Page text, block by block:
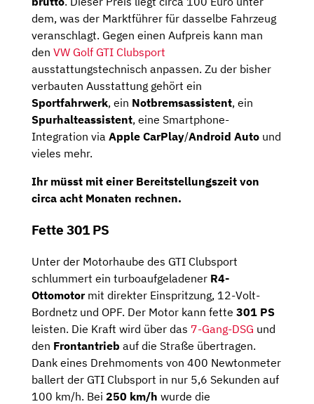
dem, was der Marktführer für dasselbe Fahrzeug
veranschlagt. Gegen einen Aufpreis kann man
den VW Golf GTI Clubsport
ausstattungstechnisch anpassen. Zu der bisher
verbauten Ausstattung gehört ein
Sportfahrwerk, ein Notbremsassistent, ein
Spurhalteassistent, eine Smartphone-
Integration via Apple CarPlay/Android Auto und
vieles mehr.
Ihr müsst mit einer Bereitstellungszeit von
circa acht Monaten rechnen.
Fette 301 PS
Unter der Motorhaube des GTI Clubsport
schlummert ein turboaufgeladener R4-
Ottomotor mit direkter Einspritzung, 12-Volt-
Bordnetz und OPF. Der Motor kann fette 301 PS
leisten. Die Kraft wird über das 7-Gang-DSG und
den Frontantrieb auf die Straße übertragen.
Dank eines Drehmoments von 400 Newtonmeter
ballert der GTI Clubsport in nur 5,6 Sekunden auf
100 km/h. Bei 250 km/h wurde die